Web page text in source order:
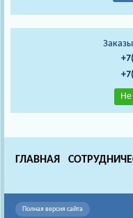
Не
ГЛАВНАЯ
Полная версия сайта